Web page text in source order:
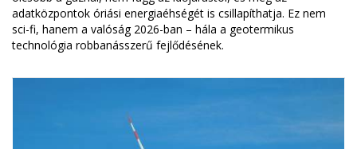
adatközpontok óriási energiaéhségét is csillapíthatja. Ez nem
sci-fi, hanem a valóság 2026-ban – hála a geotermikus
technológia robbanásszerű fejlődésének.